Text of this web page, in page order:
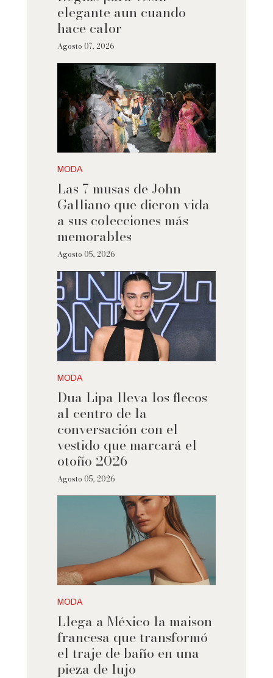
elegante aun cuando
hace calor
Agosto 07, 2026
MODA
Las 7 musas de John
Galliano que dieron vida
a sus colecciones más
memorables
Agosto 05, 2026
MODA
Dua Lipa lleva los flecos
al centro de la
conversación con el
vestido que marcará el
otoño 2026
Agosto 05, 2026
MODA
Llega a México la maison
francesa que transformó
el traje de baño en una
pieza de lujo